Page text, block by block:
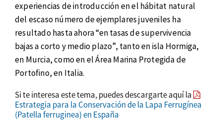
experiencias de introducción en el hábitat natural
del escaso número de ejemplares juveniles ha
resultado hasta ahora “en tasas de supervivencia
bajas a corto y medio plazo”, tanto en isla Hormiga,
en Murcia, como en el Área Marina Protegida de
Portofino, en Italia.
Si te interesa este tema, puedes descargarte aquí la
Estrategia para la Conservación de la Lapa Ferrugínea
(Patella ferruginea) en España